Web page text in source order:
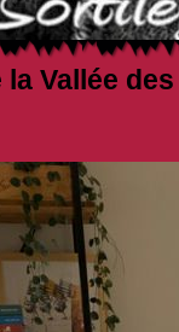
la Vallée